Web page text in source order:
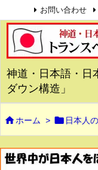
神道・日本語・日
ダウン構造」
お問い合わせ
ホーム >  日本人